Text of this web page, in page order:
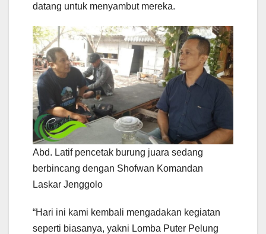
datang untuk menyambut mereka.
Abd. Latif pencetak burung juara sedang
berbincang dengan Shofwan Komandan
Laskar Jenggolo
“Hari ini kami kembali mengadakan kegiatan
seperti biasanya, yakni Lomba Puter Pelung